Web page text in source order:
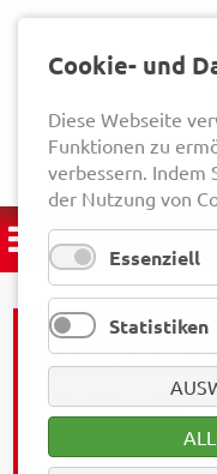
Cookie- und
Diese Webseite
Funktionen zu
verbessern. Indem
der Nutzung von
Essenziell
Statistiken